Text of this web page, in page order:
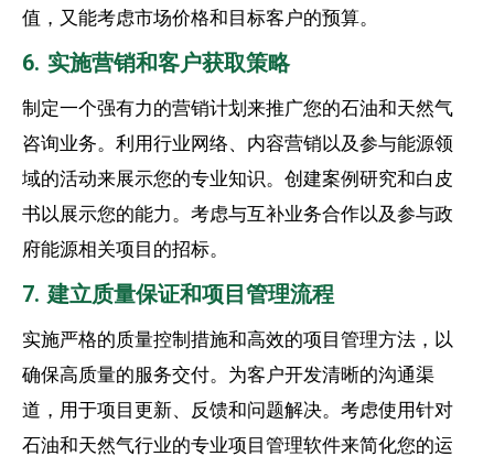
值，又能考虑市场价格和目标客户的预算。
6. 实施营销和客户获取策略
制定一个强有力的营销计划来推广您的石油和天然气
咨询业务。利用行业网络、内容营销以及参与能源领
域的活动来展示您的专业知识。创建案例研究和白皮
书以展示您的能力。考虑与互补业务合作以及参与政
府能源相关项目的招标。
7. 建立质量保证和项目管理流程
实施严格的质量控制措施和高效的项目管理方法，以
确保高质量的服务交付。为客户开发清晰的沟通渠
道，用于项目更新、反馈和问题解决。考虑使用针对
石油和天然气行业的专业项目管理软件来简化您的运